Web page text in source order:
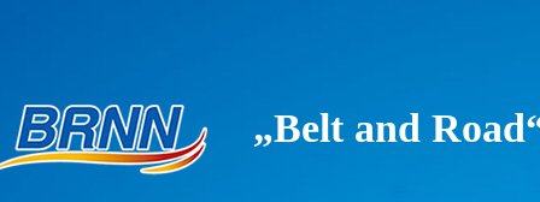
„Belt and